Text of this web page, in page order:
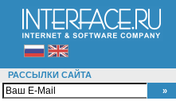
РАССЫЛКИ САЙТА